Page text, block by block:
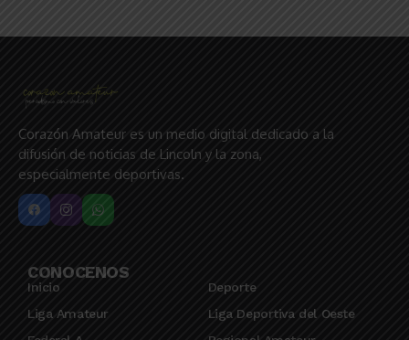
Corazón Amateur es un medio digital dedicado a la
difusión de noticias de Lincoln y la zona,
especialmente deportivas.
CONOCENOS
Inicio
Deporte
Liga Amateur
Liga Deportiva del Oeste